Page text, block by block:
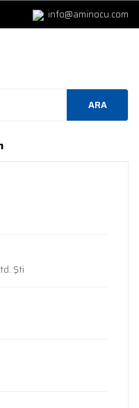
info@aminocu.com
ARA
Şti